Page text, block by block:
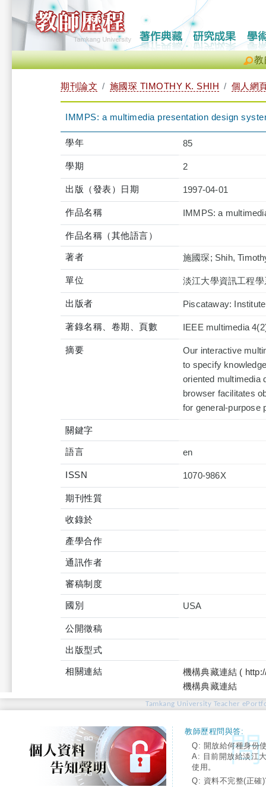
教
期刊論文 施國琛 TIMOTHY K. SHIH 個人網
IMMPS: a multimedia presentation design
學年 85
學期 2
出版（發表）日期 1997-04-01
作品名稱 IMMPS: a
作品名稱（其他語言）
著者 施國琛; Shih,
單位 淡江大學資訊工程學
出版者 Piscataway:
著錄名稱、卷期、頁數 IEEE multimedia
摘要
Our interactive
to specify
oriented multimedia
browser facilitates
for general-purpose
關鍵字
語言 en
ISSN 1070-986X
期刊性質
收錄於
產學合作
通訊作者
審稿制度
國別 USA
公開徵稿
出版型式
相關連結
機構典藏連結 (
機構典藏連結
Tamkang University Teacher
教師歷程問與答:
Q: 開放給何種身份
A: 目前開放給淡江
使用。
Q: 資料不完整(正確